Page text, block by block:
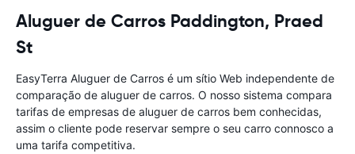
Aluguer de Carros Paddington, Praed
St
EasyTerra Aluguer de Carros é um sítio Web independente de
comparação de aluguer de carros. O nosso sistema compara
tarifas de empresas de aluguer de carros bem conhecidas,
assim o cliente pode reservar sempre o seu carro connosco a
uma tarifa competitiva.